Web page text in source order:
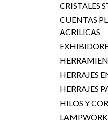
CRISTALES
CUENTAS
ACRILICAS
HERRAJES
HERRAJES
HILOS Y